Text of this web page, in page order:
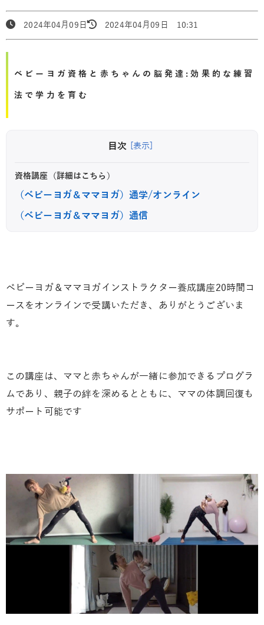
2024年04月09日 2024年04月09日 10:31
ベビーヨガ資格と赤ちゃんの脳発達:効果的な練習
法で学力を育む
目次 [表示]
資格講座（詳細はこちら）
（ベビーヨガ＆ママヨガ）通学/オンライン
（ベビーヨガ＆ママヨガ）通信
ベビーヨガ＆ママヨガインストラクター養成講座20時間コ
ースをオンラインで受講いただき、ありがとうございま
す。
この講座は、ママと赤ちゃんが一緒に参加できるプログラ
ムであり、親子の絆を深めるとともに、ママの体調回復も
サポート可能です